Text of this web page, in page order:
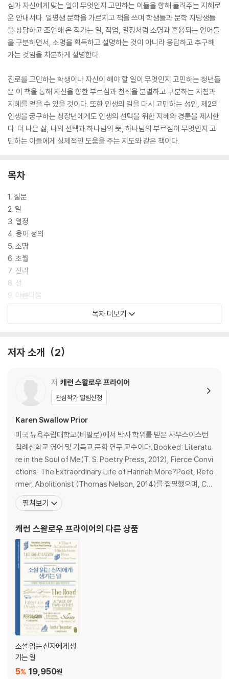
심과 자신에게 맞는 일이 무엇인지 고민하는 이들을 향해 들려주는 지혜로
운 안내서다. 일평생 문학을 가르치고 책을 쓰며 학생들과 문학 지망생들
을 상담하고 조언해 온 작가는 일, 직업, 열정처럼 소명과 혼용되는 언어들
을 구분하면서, 소명을 획득하고 설명하는 것이 아니라 응답하고 추구해
가는 것임을 차분하게 설명한다.
진로를 고민하는 학생이나 자신이 해야 할 일이 무엇인지 고민하는 청년들
은 이 책을 통해 자신을 향한 부르심과 천직을 분별하고 구분하는 지침과
지혜를 얻을 수 있을 것이다. 또한 인생의 길을 다시 고민하는 성인, 제2의
인생을 궁구하는 청장년에게도 인생의 선택을 위한 지혜와 경륜을 제시한
다. 더 나은 삶, 나의 선택과 하나님의 뜻, 하나님의 부르심이 무엇인지 고
민하는 이들에게 실제적인 도움을 주는 지도와 같은 책이다.
목차
1. 질문
2. 일
3. 열정
4. 용어 정의
5. 소명
6. 초월
7. 진리
8. 선
9. 아름다움
감사의 말
목차 더보기
저자 소개 2
저 캐런 스왈로우 프라이어
관심작가 알림신청
Karen Swallow Prior
미국 뉴욕주립대학교(버팔로)에서 박사 학위를 받은 사우스이스턴
침례신학교 영어 및 기독교 문화 연구 교수이다. Booked: Literatu
re in the Soul of Me(T. S. Poetry Press, 2012), Fierce Convi
ctions: The Extraordinary Life of Hannah More?Poet, Refo
rmer, Abolitionist (Thomas Nelson, 2014)를 집필했으며, Chr
istianity Today, the Atlantic, the Washington Post, First th
ings, Vox, Think Chri
펼쳐보기
캐런 스왈로우 프라이어의 다른 상품
소설 읽는 신자에게 생
기는 일
19,950원
5%